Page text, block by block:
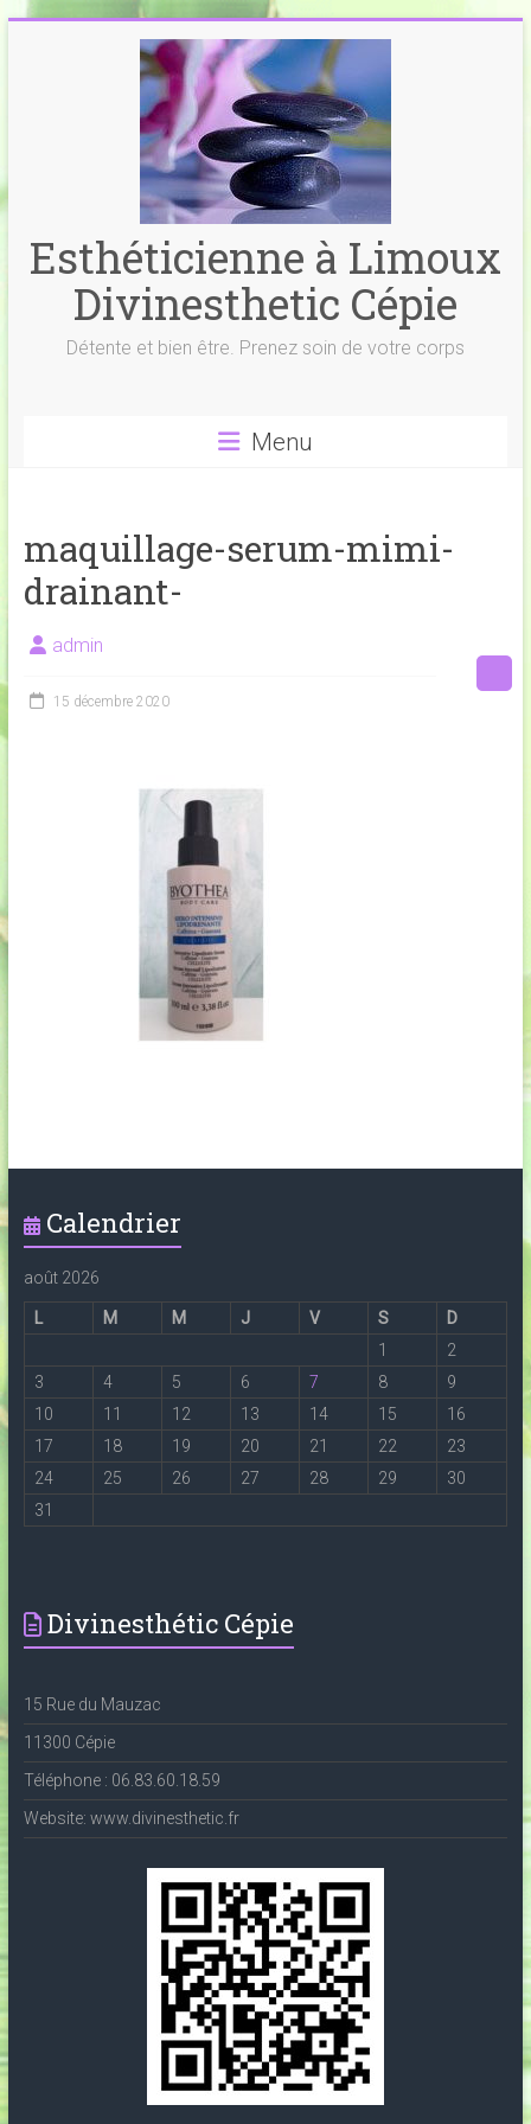
Esthéticienne à Limoux
Divinesthetic Cépie
Détente et bien être. Prenez soin de votre corps
Menu
maquillage-serum-mimi-
drainant-
admin
15 décembre 2020
Calendrier
août 2026
L M M J V S
D
1
2
3
4 5 6 7 8
9
10
11 12 13 14 15
16
17
18 19 20 21 22
23
24
25 26 27 28 29
30
31
Divinesthétic Cépie
15 Rue du Mauzac
11300 Cépie
Téléphone : 06.83.60.18.59
Website: www.divinesthetic.fr